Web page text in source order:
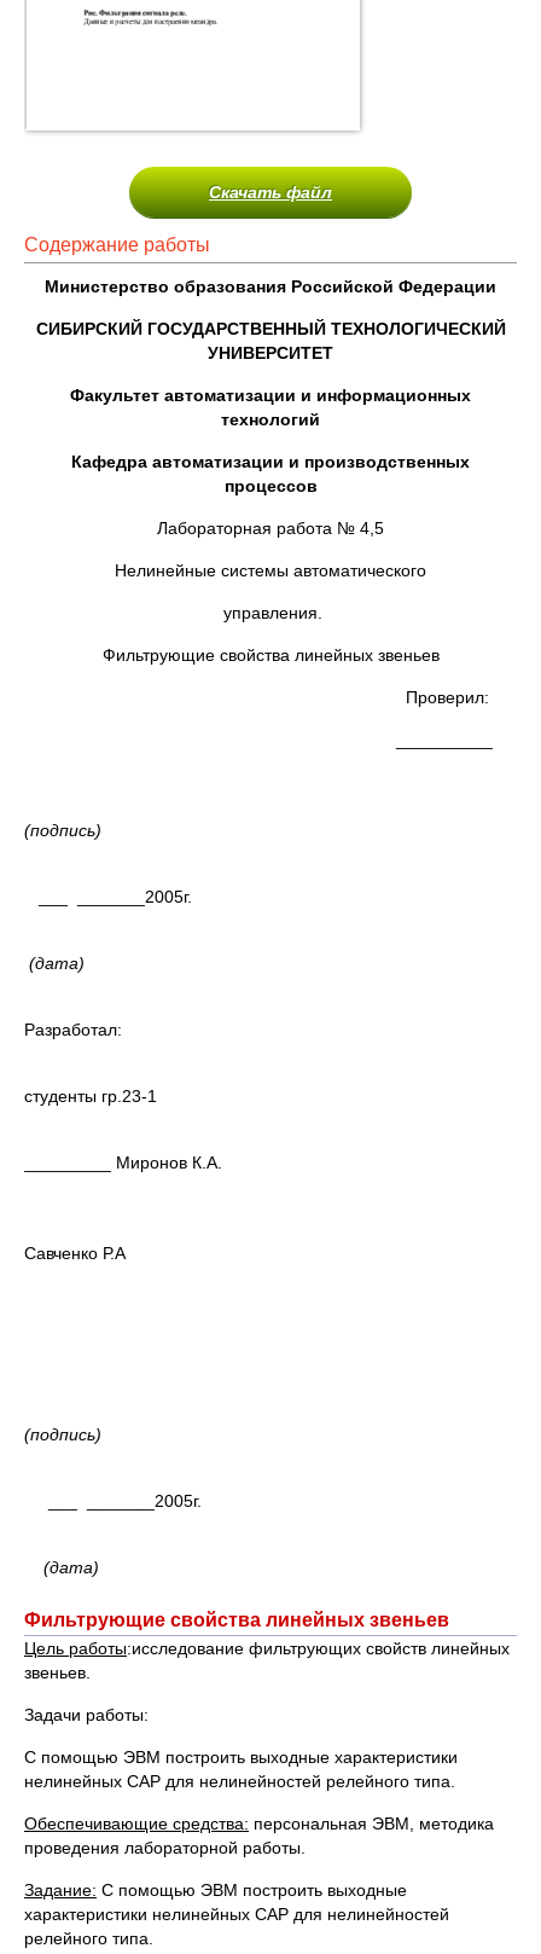
Скачать файл
Содержание работы
Министерство образования Российской Федерации
СИБИРСКИЙ ГОСУДАРСТВЕННЫЙ ТЕХНОЛОГИЧЕСКИЙ
УНИВЕРСИТЕТ
Факультет автоматизации и информационных
технологий
Кафедра автоматизации и производственных
процессов
Лабораторная работа № 4,5
Нелинейные системы автоматического
управления.
Фильтрующие свойства линейных звеньев
Проверил:
(подпись)
___ _______2005г.
(дата)
Разработал:
студенты гр.23-1
_________ Миронов К.А.
Савченко Р.А
(подпись)
___ _______2005г.
(дата)
Фильтрующие свойства линейных звеньев
Цель работы:исследование фильтрующих свойств линейных
звеньев.
Задачи работы:
С помощью ЭВМ построить выходные характеристики
нелинейных САР для нелинейностей релейного типа.
Обеспечивающие средства: персональная ЭВМ, методика
проведения лабораторной работы.
Задание: С помощью ЭВМ построить выходные
характеристики нелинейных САР для нелинейностей
релейного типа.